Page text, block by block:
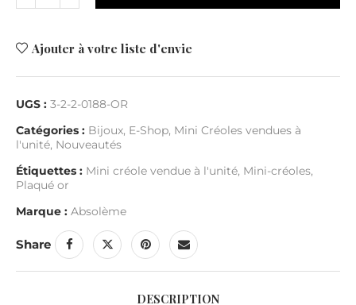
Ajouter à votre liste d'envie
UGS : 3-2-2-0188-OR
Catégories : Bijoux, E-Shop, Mini Créoles vendues à
l'unité, Nouveautés
Étiquettes : Mini créole vendue à l'unité, Mini-créoles,
Plaqué or
Marque : Absolème
Share
DESCRIPTION